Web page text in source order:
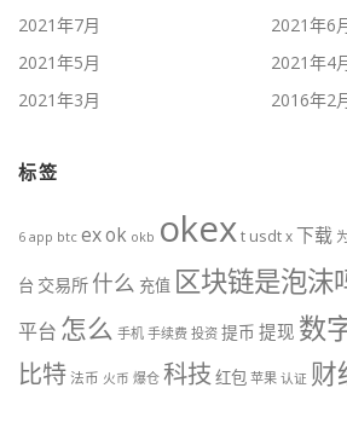
2021年7月
2021年6
2021年5月
2021年4
2021年3月
2016年2
标签
6 app btc exok okb okext usdtx下载
台 交易所 什么 充值 区块链是泡沫
平台 怎么 手机 手续费 投资 提币 提现 数
比特法币 火币 爆仓 科技 红包 苹果 认证 财